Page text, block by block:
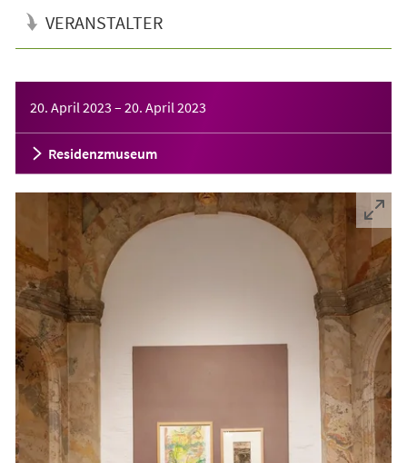
VERANSTALTER
20. April 2023 – 20. April 2023
Residenzmuseum